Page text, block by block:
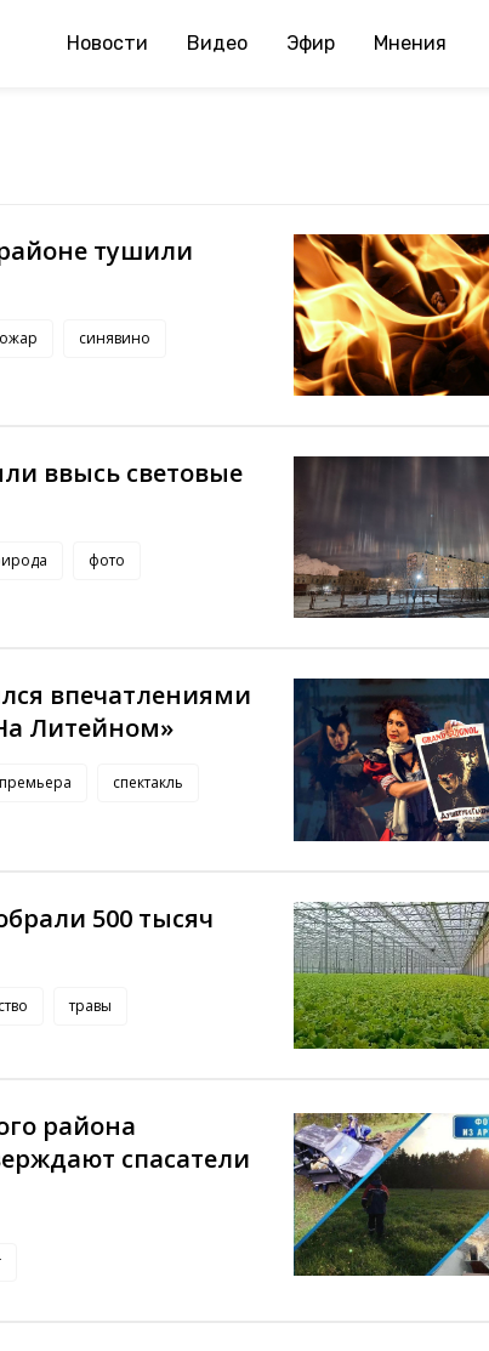
Новости Видео Эфир Мнения
тушили
синявино
ввысь световые
фото
впечатлениями
Литейном»
премьера спектакль
500 тысяч
травы
района
спасатели